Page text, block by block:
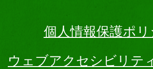
個人情報保護ポ
ウェブアクセシビリテ